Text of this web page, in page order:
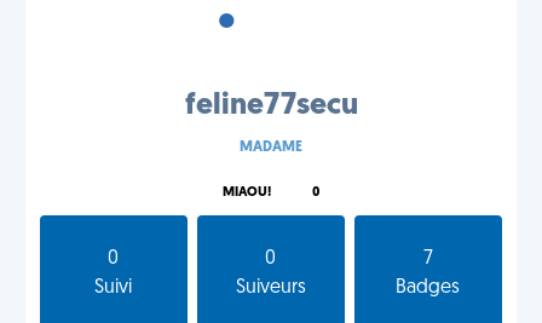
•
feline77secu
MADAME
MIAOU! 0
0
Suivi
0
Suiveurs
7
Badges